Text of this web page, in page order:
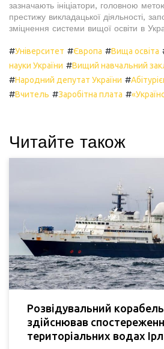
зазначають ініціатори, головною
престижу викладацької діяльності,
зміцнення системи вищої освіти в
#Університет #Європа #Вища освіта
науки України #Вищий навчальний
#Народний депутат України #
#Вчитель #Заробітна плата #
Читайте також
Розвідувальний корабель
здійснював
територіальних водах